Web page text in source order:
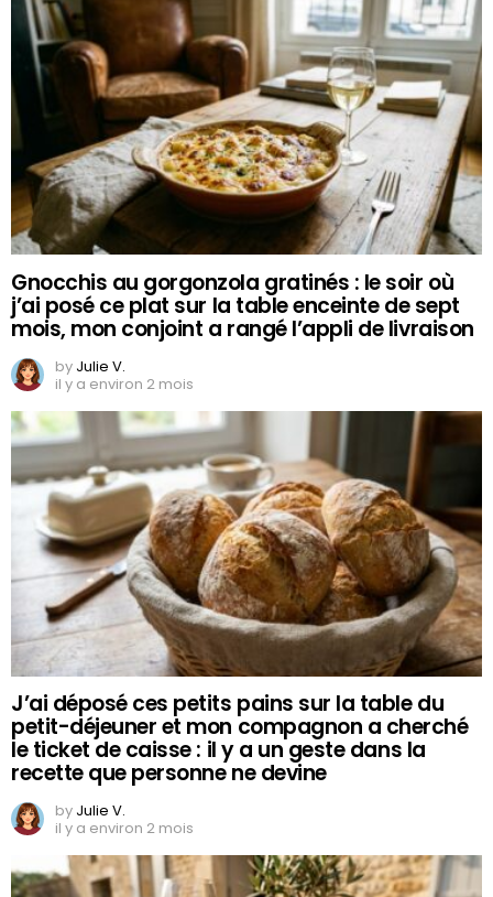
Gnocchis au gorgonzola gratinés : le soir où
j’ai posé ce plat sur la table enceinte de sept
mois, mon conjoint a rangé l’appli de livraison
by Julie V.
il y a environ 2 mois
J’ai déposé ces petits pains sur la table du
petit-déjeuner et mon compagnon a cherché
le ticket de caisse : il y a un geste dans la
recette que personne ne devine
by Julie V.
il y a environ 2 mois